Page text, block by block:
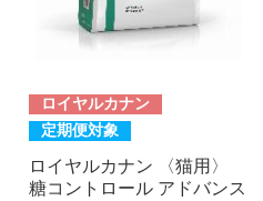
ロイヤルカナン
定期便対象
ロイヤルカナン 〈猫用〉
糖コントロール アドバンス